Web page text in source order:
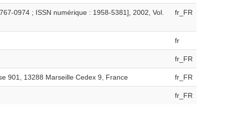
0974 ; ISSN numérique : 1958-5381], 2002, Vol.
fr_FR
fr
fr_FR
901, 13288 Marseille Cedex 9, France fr_FR
fr_FR